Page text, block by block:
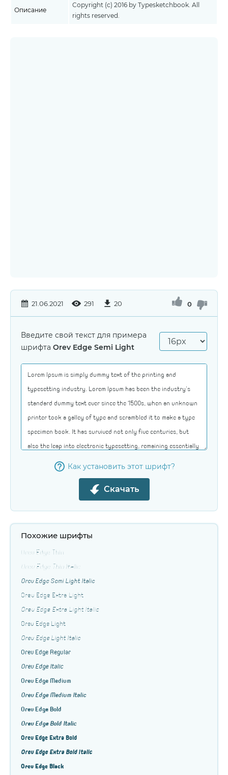
Описание
Copyright (c) 2016 by Typesketchbook. All
rights reserved.
21.06.2021 291 20 0
Введите свой текст для примера
шрифта Orev Edge Semi Light
Как установить этот шрифт?
Скачать
Похожие шрифты
Orev Edge Thin
Orev Edge Thin Italic
Orev Edge Semi Light Italic
Orev Edge Extra Light
Orev Edge Extra Light Italic
Orev Edge Light
Orev Edge Light Italic
Orev Edge Regular
Orev Edge Italic
Orev Edge Medium
Orev Edge Medium Italic
Orev Edge Bold
Orev Edge Bold Italic
Orev Edge Extra Bold
Orev Edge Extra Bold Italic
Orev Edge Black